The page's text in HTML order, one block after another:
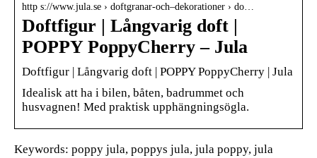
http s://www.jula.se › doftgranar-och–dekorationer › do…
Doftfigur | Långvarig doft |
POPPY PoppyCherry – Jula
Doftfigur | Långvarig doft | POPPY PoppyCherry | Jula
Idealisk att ha i bilen, båten, badrummet och
husvagnen! Med praktisk upphängningsögla.
Keywords: poppy jula, poppys jula, jula poppy, jula